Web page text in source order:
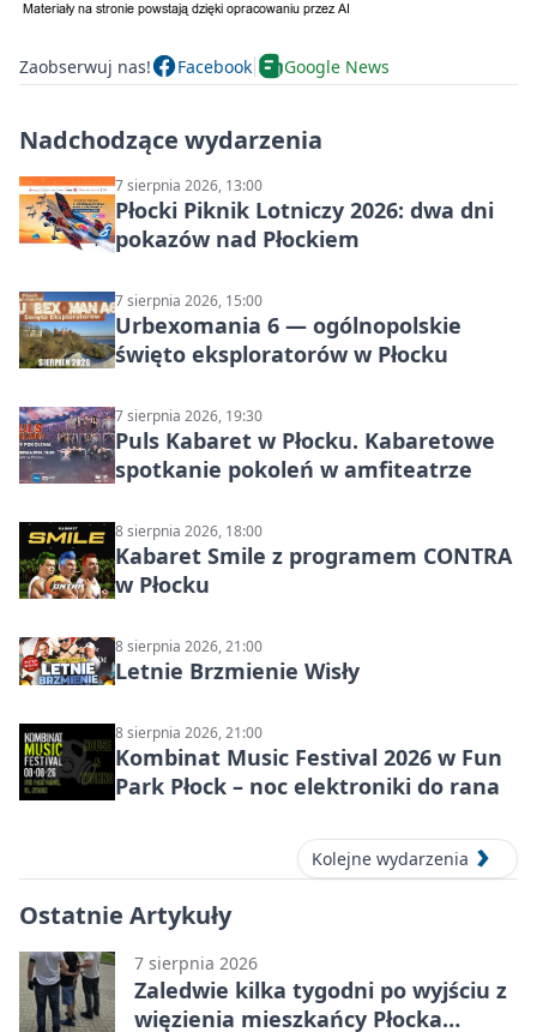
Zaobserwuj nas! Facebook Google News
Nadchodzące wydarzenia
7 sierpnia 2026, 13:00
Płocki Piknik Lotniczy 2026: dwa dni
pokazów nad Płockiem
7 sierpnia 2026, 15:00
Urbexomania 6 — ogólnopolskie
święto eksploratorów w Płocku
7 sierpnia 2026, 19:30
Puls Kabaret w Płocku. Kabaretowe
spotkanie pokoleń w amfiteatrze
8 sierpnia 2026, 18:00
Kabaret Smile z programem CONTRA
w Płocku
8 sierpnia 2026, 21:00
Letnie Brzmienie Wisły
8 sierpnia 2026, 21:00
Kombinat Music Festival 2026 w Fun
Park Płock – noc elektroniki do rana
Kolejne wydarzenia
Ostatnie Artykuły
7 sierpnia 2026
Zaledwie kilka tygodni po wyjściu z
więzienia mieszkańcy Płocka